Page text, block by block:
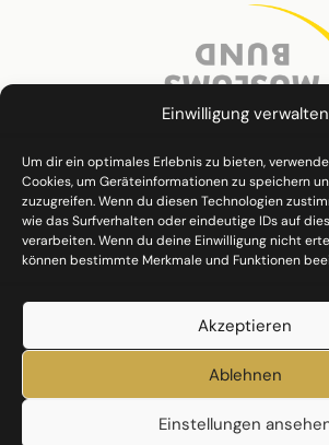
Einwilligung verwalten
Um dir ein optimales Erlebnis zu bieten,
Cookies, um Geräteinformationen zu speichern
zuzugreifen. Wenn du diesen Technologien
wie das Surfverhalten oder eindeutige IDs auf
verarbeiten. Wenn du deine Einwilligung nicht
können bestimmte Merkmale und Funktionen
Akzeptieren
Ablehnen
Einstellungen